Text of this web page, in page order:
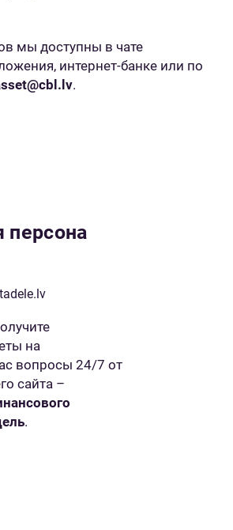
мы доступны в чате
интернет-банке или по
.
персона
на
вопросы 24/7 от
сайта –
.